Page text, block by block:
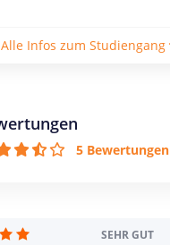
Alle Infos zum Studiengang
5 Bewertungen
SEHR GUT